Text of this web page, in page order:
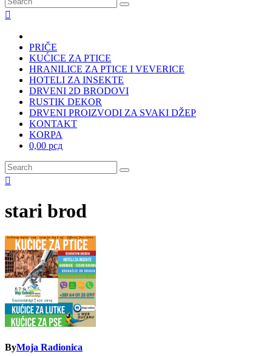
PRIČE
KUĆICE ZA PTICE
HRANILICE ZA PTICE I VEVERICE
HOTELI ZA INSEKTE
DRVENI 2D BRODOVI
RUSTIK DEKOR
DRVENI PROIZVODI ZA SVAKI DŽEP
KONTAKT
KORPA
0,00 рсд
stari brod
ByMoja Radionica